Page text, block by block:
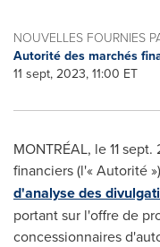
NOUVELLES FOURNIES
Autorité des marchés
11 sept, 2023, 11:00 ET
MONTRÉAL, le11 sept.
financiers (l'« Autorité
d'analyse des
portant sur l'offre de
concessionnaires